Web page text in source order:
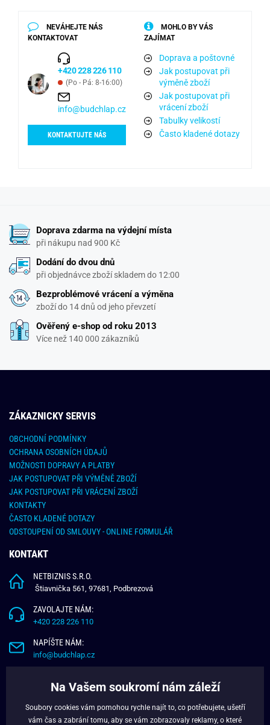
NEVÁHEJTE NÁS
KONTAKTOVAT
+420 228 226 110
(Po - Pá: 8-16:00)
info@budchlap.cz
KONTAKTUJTE NÁS
MOHLO BY VÁS
ZAJÍMAT
Doprava a poštovné
Jak postupovat při
výměně zboží
Jak postupovat při
vrácení zboží
Tabulky velikostí
Často kladené dotazy
Doprava zdarma na výdejní místa
při nákupu nad 900 Kč
Dodání do dvou dnů
při objednávce zboží skladem do 12:00
Bezproblémové vrácení a výměna
zboží do 14 dnů od jeho převzetí
Ověřený e-shop od roku 2013
Více než 140 000 zákazníků
ZÁKAZNICKY SERVIS
OBCHODNÍ PODMÍNKY
OCHRANA OSOBNÍCH ÚDAJŮ
MOŽNOSTI DOPRAVY A PLATBY
JAK POSTUPOVAT PŘI VÝMĚNĚ ZBOŽÍ
JAK POSTUPOVAT PŘI VRÁCENÍ ZBOŽÍ
KONTAKTY
ČASTO KLADENÉ DOTAZY
ODSTOUPENÍ OD SMLOUVY - ONLINE FORMULÁŘ
KONTAKT
NETBIZNIS S.R.O.
Štiavnička 561, 97681, Podbrezová
ZAVOLAJTE NÁM:
+420 228 226 110
NAPÍŠTE NÁM:
info@budchlap.cz
VĚRNOSTNÍ PROGRAM
Na Vašem soukromí nám záleží
Soubory cookies vám pomohou rychle najít to, co potřebujete, ušetří
vám čas a zabrání tomu, aby se vám zobrazovaly reklamy, o které